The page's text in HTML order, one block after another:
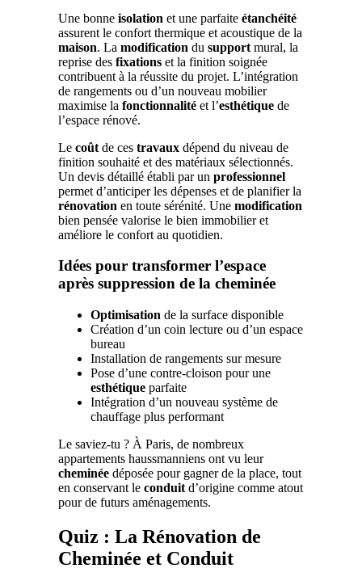
Une bonne isolation et une parfaite étanchéité
assurent le confort thermique et acoustique de la
maison. La modification du support mural, la
reprise des fixations et la finition soignée
contribuent à la réussite du projet. L’intégration
de rangements ou d’un nouveau mobilier
maximise la fonctionnalité et l’esthétique de
l’espace rénové.
Le coût de ces travaux dépend du niveau de
finition souhaité et des matériaux sélectionnés.
Un devis détaillé établi par un professionnel
permet d’anticiper les dépenses et de planifier la
rénovation en toute sérénité. Une modification
bien pensée valorise le bien immobilier et
améliore le confort au quotidien.
Idées pour transformer l’espace
après suppression de la cheminée
Optimisation de la surface disponible
Création d’un coin lecture ou d’un espace
bureau
Installation de rangements sur mesure
Pose d’une contre-cloison pour une
esthétique parfaite
Intégration d’un nouveau système de
chauffage plus performant
Le saviez-tu ? À Paris, de nombreux
appartements haussmanniens ont vu leur
cheminée déposée pour gagner de la place, tout
en conservant le conduit d’origine comme atout
pour de futurs aménagements.
Quiz : La Rénovation de
Cheminée et Conduit